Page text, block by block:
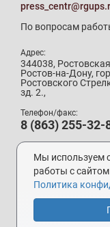
По вопросам
Адрес:
344038,
Ростов-на-Дону,
Ростовского
зд. 2.,
Телефон/факс:
8 (863) 255-32-
Телефон приемной
8 (800) 707-19-
8 (863) 272-64-
Мы используем
работы с
Политика